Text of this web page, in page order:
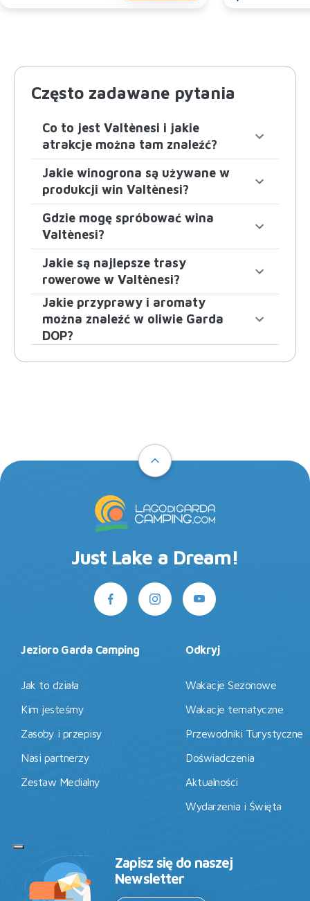
Często zadawane pytania
Co to jest Valtènesi i jakie
atrakcje można tam znaleźć?
Jakie winogrona są używane w
produkcji win Valtènesi?
Gdzie mogę spróbować wina
Valtènesi?
Jakie są najlepsze trasy
rowerowe w Valtènesi?
Jakie przyprawy i aromaty
można znaleźć w oliwie Garda
DOP?
Just Lake a Dream!
Jezioro Garda Camping
Jak to działa
Kim jesteśmy
Zasoby i przepisy
Nasi partnerzy
Zestaw Medialny
Odkryj
Wakacje Sezonowe
Wakacje tematyczne
Przewodniki Turystyczne
Doświadczenia
Aktualności
Wydarzenia i Święta
Zapisz się do naszej
Newsletter